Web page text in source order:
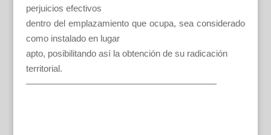
perjuicios efectivos
dentro del emplazamiento que ocupa, sea considerado
como instalado en lugar
apto, posibilitando así la obtención de su radicación
territorial.
—————————————————————